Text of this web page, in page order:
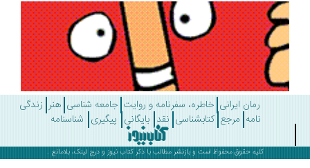
رمان ایرانی خاطره، سفرنامه و روایت جامعه شناسی هنر زندگی
مرجع کتابشناسی نقد بایگانی پیگیری شناسنامه
کلیه حقوق محفوظ است و بازنشر مطالب با ذکرکتاب نیوز و درج لینک، بلامانع .